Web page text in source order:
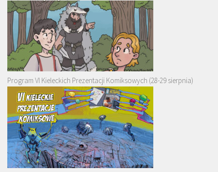
Program VI Kieleckich Prezentacji Komiksowych (28-29 sierpnia)